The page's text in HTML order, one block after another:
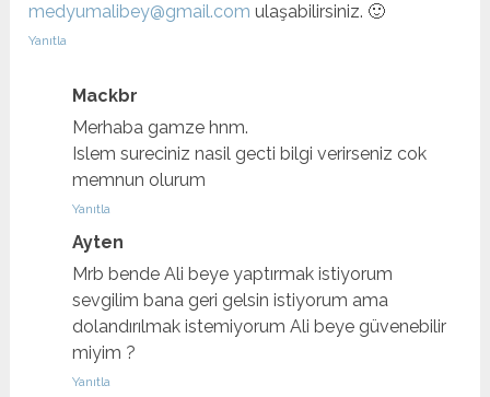
medyumalibey@gmail.com ulaşabilirsiniz. 🙂
Yanıtla
Mackbr
Merhaba gamze hnm.
Islem sureciniz nasil gecti bilgi verirseniz cok
memnun olurum
Yanıtla
Ayten
Mrb bende Ali beye yaptırmak istiyorum
sevgilim bana geri gelsin istiyorum ama
dolandırılmak istemiyorum Ali beye güvenebilir
miyim ?
Yanıtla